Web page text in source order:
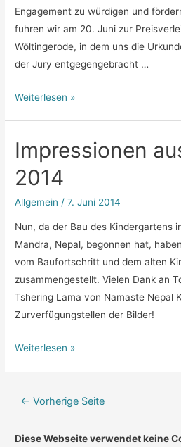
Engagement zu würdigen und
fuhren wir am 20. Juni zur
Wöltingerode, in dem uns die
der Jury entgegengebracht …
Gewinn
Weiterlesen »
Impressionen
2014
Allgemein /7. Juni 2014
Nun, da der Bau des Kindergartens
Mandra, Nepal, begonnen hat,
vom Baufortschritt und dem alten
zusammengestellt. Vielen Dank an
Tshering Lama von Namaste Nepal
Zurverfügungstellen der Bilder!
Weiterlesen »
Beitragsnavigation
← Vorherige Seite
Diese Webseite verwendet keine